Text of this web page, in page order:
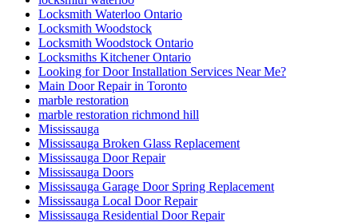
Locksmith Waterloo Ontario
Locksmith Woodstock
Locksmith Woodstock Ontario
Locksmiths Kitchener Ontario
Looking for Door Installation Services Near Me?
Main Door Repair in Toronto
marble restoration
marble restoration richmond hill
Mississauga
Mississauga Broken Glass Replacement
Mississauga Door Repair
Mississauga Doors
Mississauga Garage Door Spring Replacement
Mississauga Local Door Repair
Mississauga Residential Door Repair